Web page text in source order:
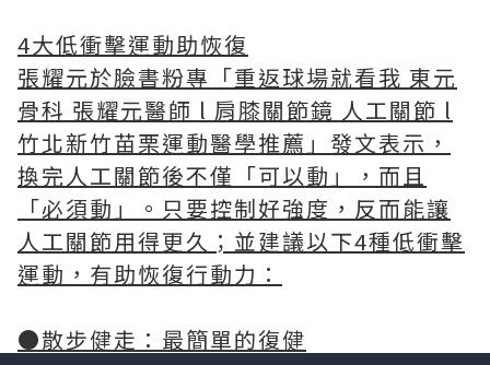
4大低衝擊運動助恢復
張耀元於臉書粉專「重返球場就看我 東元
骨科 張耀元醫師 l 肩膝關節鏡 人工關節 l
竹北新竹苗栗運動醫學推薦」發文表示，
換完人工關節後不僅「可以動」，而且
「必須動」。只要控制好強度，反而能讓
人工關節用得更久；並建議以下4種低衝擊
運動，有助恢復行動力：
●散步健走：最簡單的復健